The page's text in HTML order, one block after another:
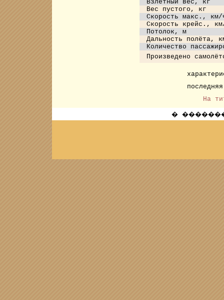
Взлетный вес, кг
Вес пустого, кг
Скорость макс., км/
Скорость крейс.,
Потолок, м
Дальность полёта,
Количество
Произведено
На
�